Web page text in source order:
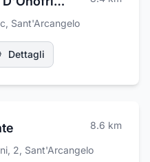
, Sant'Arcangelo
Dettagli
8.6 km
2, Sant'Arcangelo